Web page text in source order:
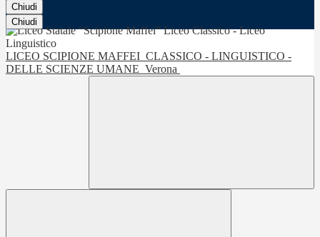
Chiudi
Chiudi
LICEO SCIPIONE MAFFEI CLASSICO - LINGUISTICO -
DELLE SCIENZE UMANE Verona